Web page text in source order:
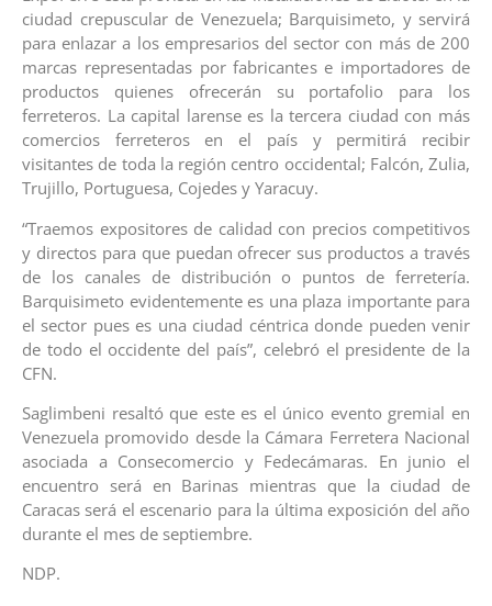
ciudad crepuscular de Venezuela; Barquisimeto, y servirá
para enlazar a los empresarios del sector con más de 200
marcas representadas por fabricantes e importadores de
productos quienes ofrecerán su portafolio para los
ferreteros. La capital larense es la tercera ciudad con más
comercios ferreteros en el país y permitirá recibir
visitantes de toda la región centro occidental; Falcón, Zulia,
Trujillo, Portuguesa, Cojedes y Yaracuy.
“Traemos expositores de calidad con precios competitivos
y directos para que puedan ofrecer sus productos a través
de los canales de distribución o puntos de ferretería.
Barquisimeto evidentemente es una plaza importante para
el sector pues es una ciudad céntrica donde pueden venir
de todo el occidente del país”, celebró el presidente de la
CFN.
Saglimbeni resaltó que este es el único evento gremial en
Venezuela promovido desde la Cámara Ferretera Nacional
asociada a Consecomercio y Fedecámaras. En junio el
encuentro será en Barinas mientras que la ciudad de
Caracas será el escenario para la última exposición del año
durante el mes de septiembre.
NDP.